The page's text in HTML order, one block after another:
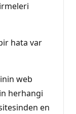
hata var
web
herhangi
en